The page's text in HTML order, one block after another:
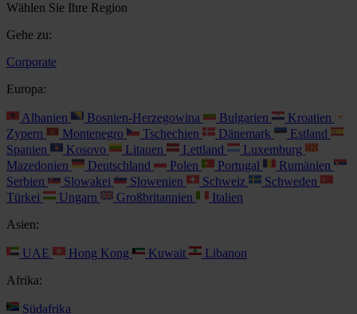
Wählen Sie Ihre Region
Gehe zu:
Corporate
Europa:
Albanien Bosnien-Herzegowina Bulgarien
Kroatien
Zypern
Montenegro Tschechien Dänemark
Estland
Spanien
Kosovo Litauen Lettland
Luxemburg
Mazedonien
Deutschland Polen Portugal
Rumänien
Serbien
Slowakei Slowenien Schweiz
Schweden
Türkei
Ungarn Großbritannien
Italien
Asien:
UAE Hong Kong Kuwait
Libanon
Afrika:
Südafrika